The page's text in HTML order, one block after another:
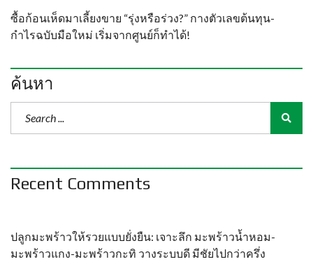
ซื้อก้อนเห็ดมาเลี้ยงขาย “รุ่งหรือร่วง?” กางตัวเลขต้นทุน-
กำไรฉบับมือใหม่ เริ่มจากศูนย์ก็ทำได้!
ค้นหา
Recent Comments
ปลูกมะพร้าวให้รวยแบบยั่งยืน: เจาะลึก มะพร้าวน้ำหอม-
มะพร้าวแกง-มะพร้าวกะทิ วางระบบดี มีชัยไปกว่าครึ่ง